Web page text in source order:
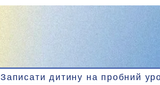
Записати дитину на пробний